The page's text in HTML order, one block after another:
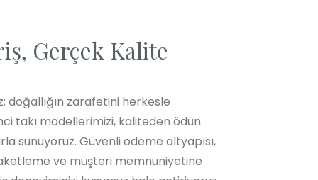
Gerçek Kalite
doğallığın zarafetini herkesle
takı modellerimizi, kaliteden ödün
sunuyoruz. Güvenli ödeme altyapısı,
ve müşteri memnuniyetine